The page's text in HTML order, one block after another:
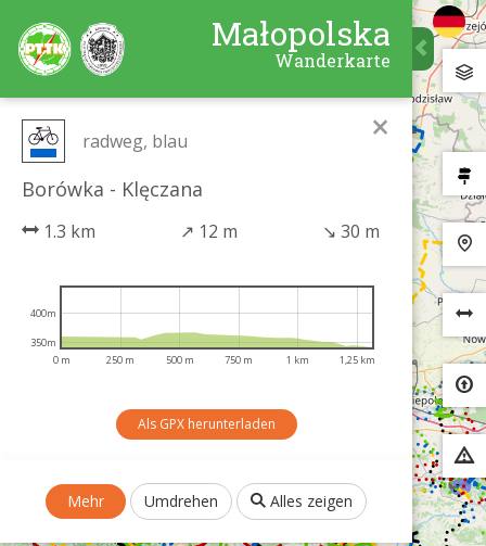
Małopolska
Wanderkarte
×
radweg, blau
Borówka - Klęczana
1.3 km ↗ 12 m ↘ 30 m
0 m 250 m 500 m 750 m 1 km 1,25 km
350m
400m
Als GPX herunterladen
Mehr Umdrehen Alles zeigen